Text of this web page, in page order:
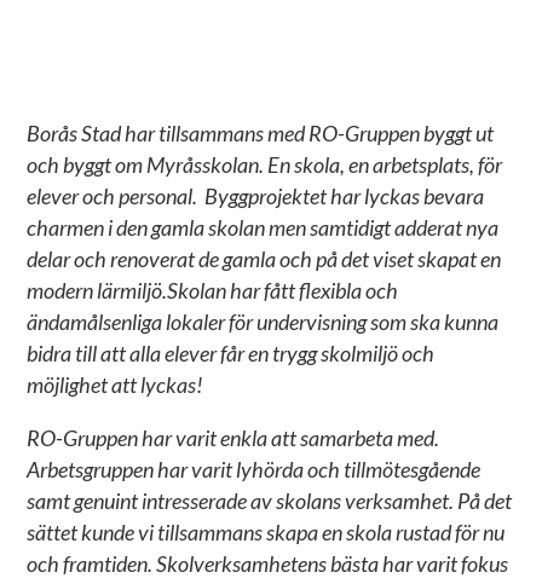
Borås Stad har tillsammans med RO-Gruppen byggt ut
och byggt om Myråsskolan. En skola, en arbetsplats, för
elever och personal. Byggprojektet har lyckas bevara
charmen i den gamla skolan men samtidigt adderat nya
delar och renoverat de gamla och på det viset skapat en
modern lärmiljö.Skolan har fått flexibla och
ändamålsenliga lokaler för undervisning som ska kunna
bidra till att alla elever får en trygg skolmiljö och
möjlighet att lyckas!
RO-Gruppen har varit enkla att samarbeta med.
Arbetsgruppen har varit lyhörda och tillmötesgående
samt genuint intresserade av skolans verksamhet. På det
sättet kunde vi tillsammans skapa en skola rustad för nu
och framtiden. Skolverksamhetens bästa har varit fokus